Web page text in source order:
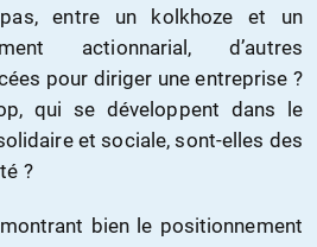
entre un kolkhoze et un
actionnarial, d’autres
pour diriger une entreprise ?
qui se développent dans le
et sociale, sont-elles des
?
bien le positionnement